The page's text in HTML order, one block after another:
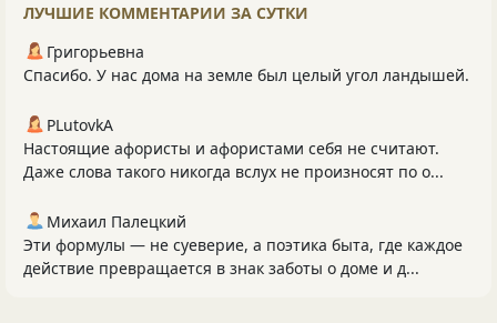
ЛУЧШИЕ КОММЕНТАРИИ ЗА СУТКИ
Григорьевна
Спасибо. У нас дома на земле был целый угол ландышей.
PLutоvkА
Настоящие афористы и афористами себя не считают.
Даже слова такого никогда вслух не произносят по о...
Михаил Палецкий
Эти формулы — не суеверие, а поэтика быта, где каждое
действие превращается в знак заботы о доме и д...